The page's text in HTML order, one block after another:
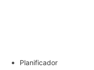
Planificador